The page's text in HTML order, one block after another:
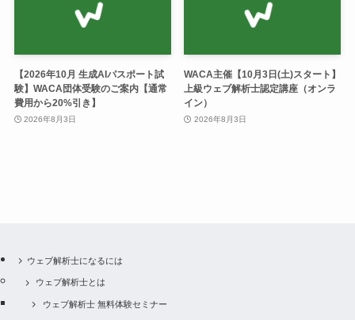
【2026年10月 生成AIパスポート試
験】WACA団体受験のご案内【通常
費用から20%引き】
2026年8月3日
WACA主催【10月3日(土)スタート】
上級ウェブ解析士認定講座（オンラ
イン）
2026年8月3日
ウェブ解析士になるには
ウェブ解析士とは
ウェブ解析士 無料体験セミナー